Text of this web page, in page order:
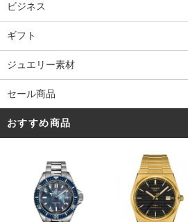
ビジネス
ギフト
ジュエリー素材
セール商品
おすすめ商品